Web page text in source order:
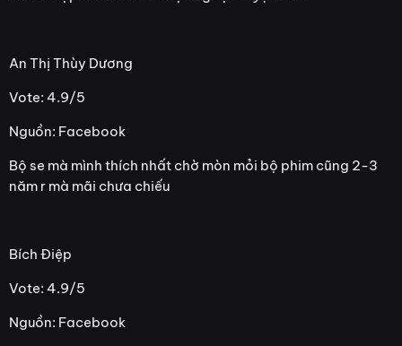
An Thị Thùy Dương
Vote: 4.9/5
Nguồn: Facebook
Bộ se mà mình thích nhất chờ mòn mỏi bộ phim cũng 2-3
năm r mà mãi chưa chiếu
Bích Điệp
Vote: 4.9/5
Nguồn: Facebook